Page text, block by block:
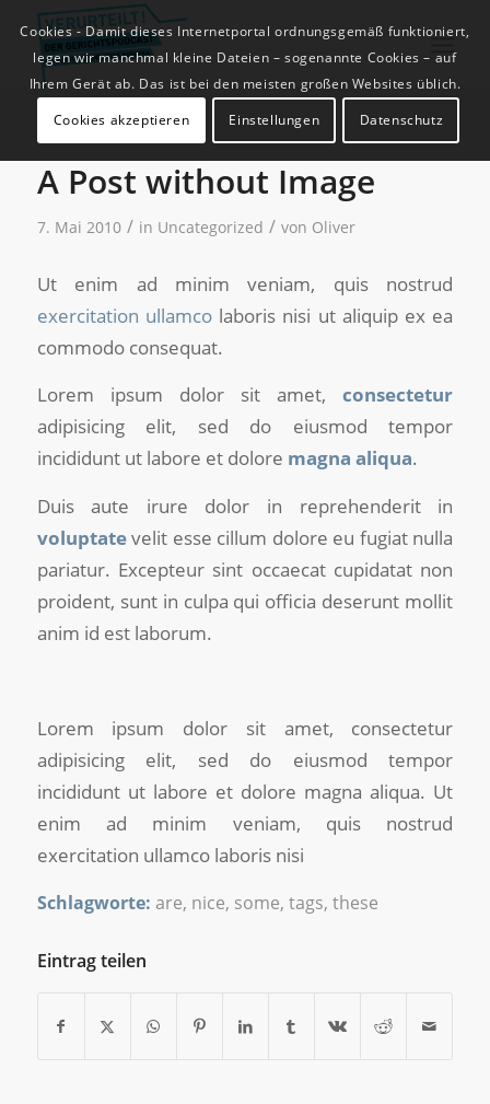
A Post without Image
7. Mai 2010 / in Uncategorized / von Oliver
Ut enim ad minim veniam, quis nostrud
exercitation ullamcolaboris nisi ut aliquip ex ea
commodo consequat.
Lorem ipsum dolor sit amet,consectetur
adipisicing elit, sed do eiusmod tempor
incididunt ut labore et dolore magna aliqua.
Duis aute irure dolor in reprehenderit in
voluptatevelit esse cillum dolore eu fugiat nulla
pariatur. Excepteur sint occaecat cupidatat non
proident, sunt in culpa qui officia deserunt mollit
anim id est laborum.
Lorem ipsum dolor sit amet, consectetur
adipisicing elit, sed do eiusmod tempor
incididunt ut labore et dolore magna aliqua. Ut
enim ad minim veniam, quis nostrud
exercitation ullamco laboris nisi
Schlagworte: are, nice, some, tags, these
Eintrag teilen
Cookies - Damit dieses Internetportal ordnungsgemäß funktioniert,
legen wir manchmal kleine Dateien – sogenannte Cookies – auf
Ihrem Gerät ab. Das ist bei den meisten großen Websites üblich.
Cookies akzeptieren
Einstellungen Datenschutz